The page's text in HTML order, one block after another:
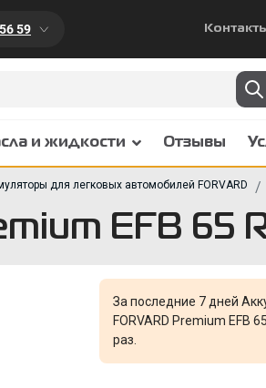
59
и жидкости Отзывы
для легковых автомобилей FORVARD
EFB 65
За последние 7 дней
FORVARD Premium EFB
раз.